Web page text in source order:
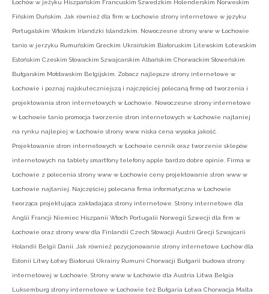
Łochów w jeżyku Hiszpańskim Francuskim Szwedzkim Holenderskim Norweskim
Fińskim Duńskim. Jak również dla firm w Łochowie strony internetowe w języku
Portugalskim Włoskim Irlandzki Islandzkim. Nowoczesne strony www w Łochowie
tanio w jerzyku Rumuńskim Greckim Ukraińskim Białoruskim Litewskim Łotewskim
Estońskim Czeskim Słowackim Szwajcarskim Albańskim Chorwackim Słoweńskim
Bułgarskim Mołdawskim Belgijskim. Zobacz najlepsze strony internetowe w
Łochowie i poznaj najskuteczniejszą i najczęściej polecaną firmę od tworzenia i
projektowania stron internetowych w Łochowie. Nowoczesne strony internetowe
w Łochowie tanio promocja tworzenie stron internetowych w Łochowie najtaniej
na rynku najlepiej w Łochowie strony www niska cena wysoka jakość.
Projektowanie stron internetowych w Łochowie cennik oraz tworzenie sklepów
internetowych na tablety smartfony telefony apple bardzo dobre opinie. Firma w
Łochowie z polecenia strony www w Łochowie ceny projektowanie stron www w
Łochowie najtaniej. Najczęściej polecana firma informatyczna w Łochowie
tworząca projektująca zakładająca strony internetowe. Strony internetowe dla
Anglii Francji Niemiec Hiszpanii Włoch Portugalii Norwegii Szwecji dla firm w
Łochowie oraz strony www dla Finlandii Czech Słowacji Austrii Grecji Szwajcarii
Holandii Belgii Danii. Jak również pozycjonowanie strony internetowe Łochów dla
Estonii Litwy Łotwy Białorusi Ukrainy Rumuni Chorwacji Bułgarii budowa strony
internetowej w Łochowie. Strony www w Łochowie dla Austria Litwa Belgia
Luksemburg strony internetowe w Łochowie też Bułgaria Łotwa Chorwacja Malta